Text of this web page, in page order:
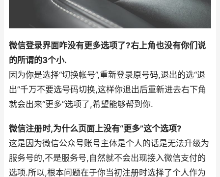
微信登录界面咋没有更多选项了?右上角也没有你们说
的所谓的3个小.
因为你是选择“切换帐号”,重新登录原号码,退出的选“退
出”千万不要选号码切换,这样你退出后重新进去右下角
就会出来“更多”选项了,希望能够帮到你.
微信注册时,为什么页面上没有“更多”这个选项?
这是因为微信公众号账号主体是个人的话是无法升级为
服务号的,不是服务号,自然就不会出现接入微信支付的
选项.所以,根本问题在于你当初注册时选择了个人作为